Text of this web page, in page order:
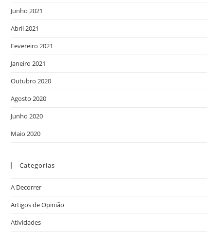
Junho 2021
Abril 2021
Fevereiro 2021
Janeiro 2021
Outubro 2020
Agosto 2020
Junho 2020
Maio 2020
Categorias
A Decorrer
Artigos de Opinião
Atividades